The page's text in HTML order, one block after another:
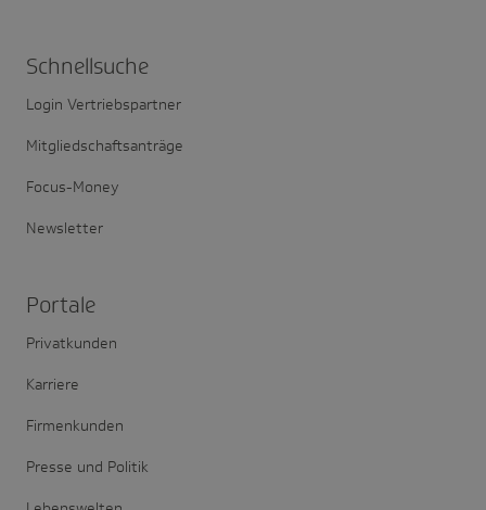
Schnell­suche
Login Vertriebspartner
Mitgliedschaftsanträge
Focus-Money
Newsletter
Portale
Privatkunden
Karriere
Firmenkunden
Presse und Politik